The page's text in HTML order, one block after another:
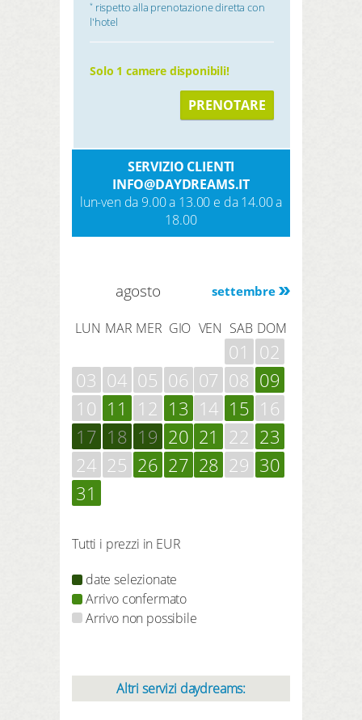
*rispetto alla prenotazione diretta con
l'hotel
Solo 1 camere disponibili!
PRENOTARE
SERVIZIO CLIENTI
INFO@DAYDREAMS.IT
lun-ven da 9.00 a 13.00 e da 14.00 a
18.00
settembre
agosto
LUN MAR MER GIO VEN SAB DOM
01
02
03 04 05 06 07 08 09
10 11 12 13 14 15 16
17 18 19 20 21 22 23
24 25 26 27 28 29 30
31
Tutti i prezzi in EUR
date selezionate
Arrivo confermato
Arrivo non possibile
Altri servizi daydreams: